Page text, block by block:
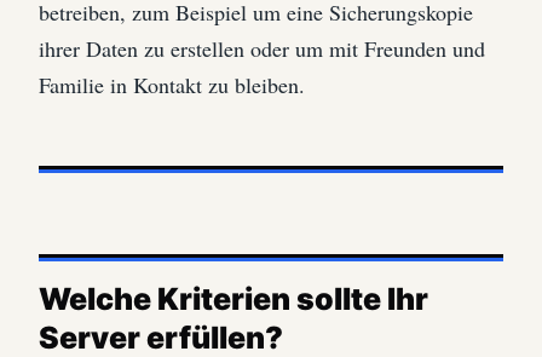
betreiben, zum Beispiel um eine Sicherungskopie
ihrer Daten zu erstellen oder um mit Freunden und
Familie in Kontakt zu bleiben.
Welche Kriterien sollte Ihr
Server erfüllen?